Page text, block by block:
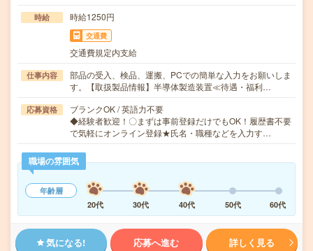
時給 時給1250円
交通費
交通費規定内支給
仕事内容
部品の受入、検品、運搬、PCでの簡単な入力をお願いしま
す。【取扱製品情報】半導体製造装置≪待遇・福利…
応募資格
ブランクOK / 英語力不要
◆経験者歓迎！〇まずは事前登録だけでもOK！履歴書不要
で気軽にオンライン登録★氏名・職種などを入力す…
職場の雰囲気
年齢層
20代
30代 40代 50代 60代
気になる! 応募へ進む 詳しく見る